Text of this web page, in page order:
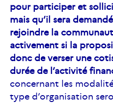
pour participer et
mais qu’il sera
rejoindre la
activement si la
donc de verser une
durée de l’activité
concernant les
type d’organisation